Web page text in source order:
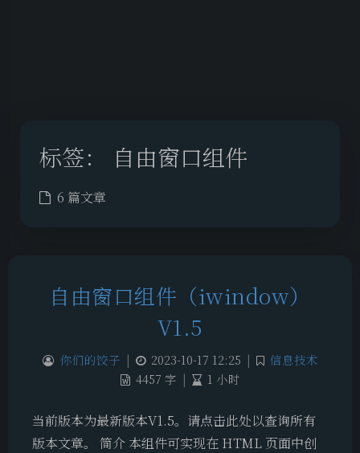
标签： 自由窗口组件
6 篇文章
自由窗口组件（iwindow）
V1.5
你们的饺子 | 2023-10-17 12:25 |
信息技术
4457 字 | 1 小时
当前版本为最新版本V1.5。请点击此处以查询所有
版本文章。 简介 本组件可实现在 HTML 页面中创